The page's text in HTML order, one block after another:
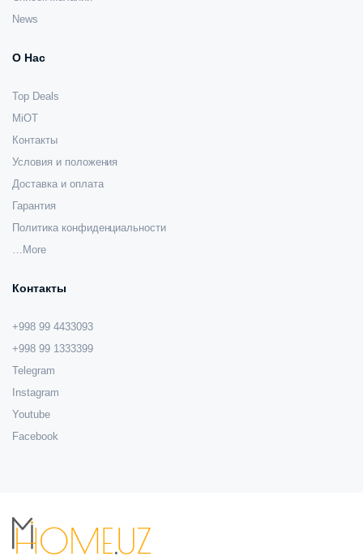
News
О Нас
Top Deals
MiOT
Контакты
Условия и положения
Доставка и оплата
Гарантия
Политика конфиденциальности
…More
Контакты
+998 99 4433093
+998 99 1333399
Telegram
Instagram
Youtube
Facebook